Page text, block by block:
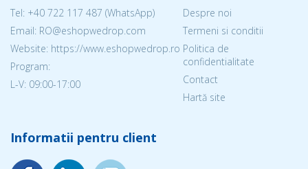
Tel: +40 722 117 487 (WhatsApp)
Email: RO@eshopwedrop.com
Website: https://www.eshopwedrop.ro
Program:
L-V: 09:00-17:00
Despre noi
Termeni si conditii
Politica de
confidentialitate
Contact
Hartă site
Informatii pentru client